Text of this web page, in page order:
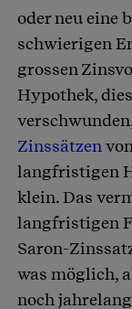
oder neu eine
schwierigen
grossen
Hypothek,
Zinssätzen
langfristigen
klein. Das
langfristigen
Saron-
was möglich,
noch